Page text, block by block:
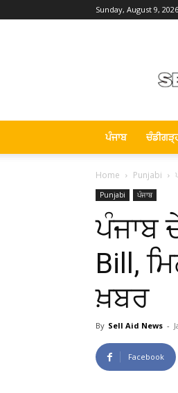
Sunday, August 9, 2026
ਪੰਜਾਬ
Home Punjabi
Punjabi ਪੰਜਾਬ
ਪੰਜਾਬ
Bill,
ਖ਼ਬਰ
By Sell Aid News -
Facebook